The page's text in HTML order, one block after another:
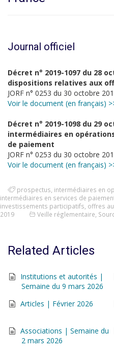
Journal officiel
Décret n° 2019-1097 du 28
dispositions relatives aux
JORF n° 0253 du 30 octobre
Voir le document (en français)
Décret n° 2019-1098 du 29
intermédiaires en
de paiement
JORF n° 0253 du 30 octobre
Voir le document (en français)
prospectus intermédiaires en
intermédiaires en services de
investissements participatifs offres
2019
Veille réglementaire
Related Articles
Institutions et autorités |
Semaine du 9 mars 2026
Articles | Février 2026
Associations | Semaine du
2 mars 2026